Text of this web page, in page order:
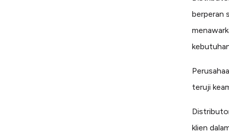
berperan
teruji
klien